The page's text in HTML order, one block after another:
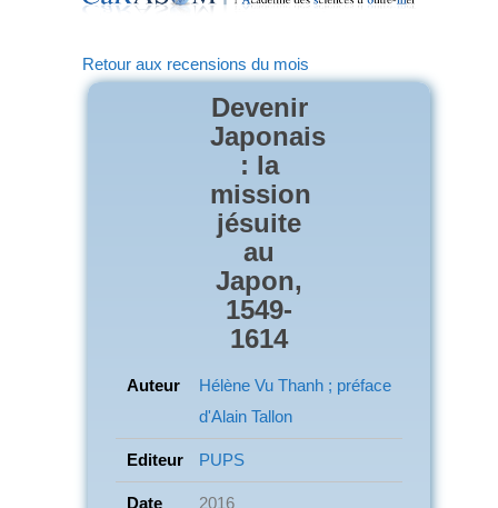
Retour aux recensions du mois
Devenir
Japonais
: la
mission
jésuite
au
Japon,
1549-
1614
Auteur
Hélène Vu Thanh ; préface
d'Alain Tallon
Editeur PUPS
Date 2016